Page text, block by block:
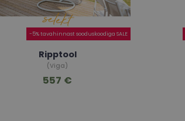
-5% tavahinnast sooduskoodiga SALE
Ripptool
(Viga)
557 €